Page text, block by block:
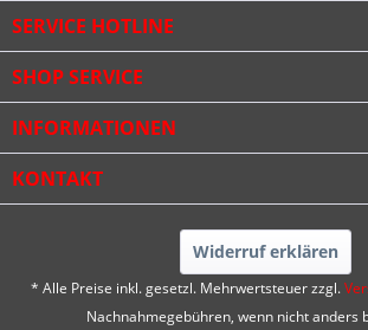
SERVICE HOTLINE
SHOP SERVICE
INFORMATIONEN
KONTAKT
Widerruf erklären
* Alle Preise inkl. gesetzl. Mehrwertsteuer zzgl.
Nachnahmegebühren, wenn nicht anders